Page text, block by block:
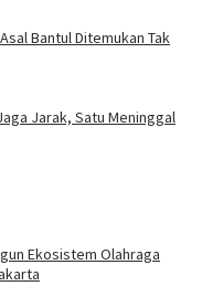
Bantul Ditemukan Tak
Jarak, Satu Meninggal
Ekosistem Olahraga